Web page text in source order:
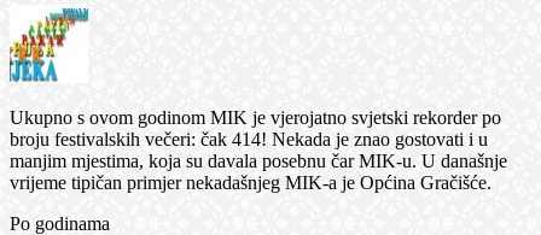
Ukupno s ovom godinom MIK je vjerojatno svjetski rekorder po
broju festivalskih večeri: čak 414! Nekada je znao gostovati i u
manjim mjestima, koja su davala posebnu čar MIK-u. U današnje
vrijeme tipičan primjer nekadašnjeg MIK-a je Općina Gračišće.
Po godinama